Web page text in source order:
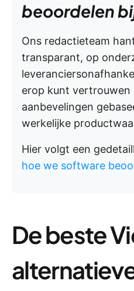
beoordelen
Ons redactieteam
transparant, op
erop kunt vertrouwen
aanbevelingen
werkelijke
Hier volgt een
hoe we software
De beste